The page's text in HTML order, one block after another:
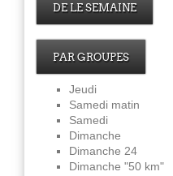
DE LE SEMAINE
PAR GROUPES
Jeudi
Samedi matin
Samedi
Dimanche
Dimanche 24
Dimanche "50 km"